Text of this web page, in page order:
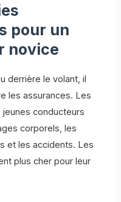
pour un
novice
derrière le volant, il
les assurances. Les
conducteurs
corporels, les
et les accidents. Les
plus cher pour leur